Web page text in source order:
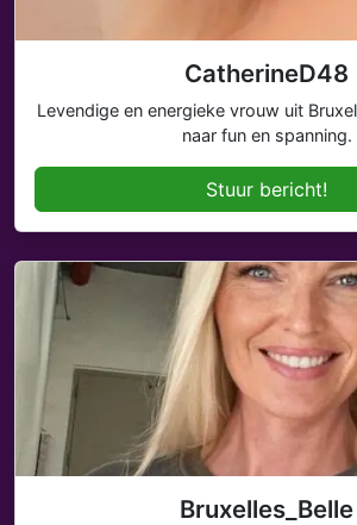
CatherineD48
Levendige en energieke vrouw uit
naar fun en spanning.
Stuur bericht!
Bruxelles_Belle